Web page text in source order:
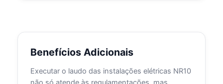
Benefícios Adicionais
Executar o laudo das instalações elétricas NR10